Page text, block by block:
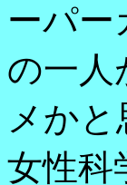
ーパー
の一人
メか
女性科